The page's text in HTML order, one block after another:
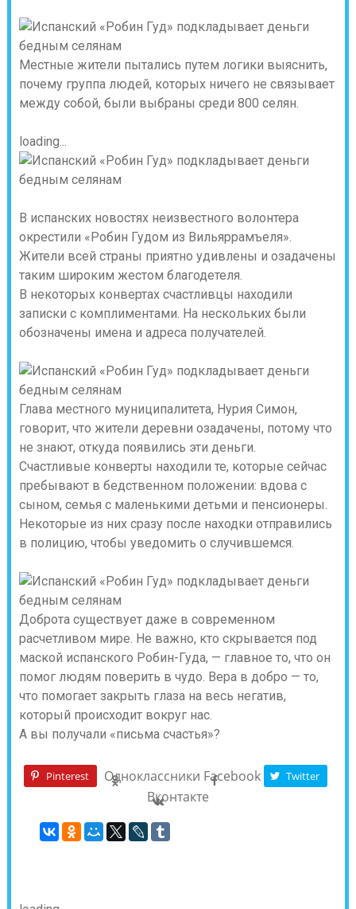
Местные жители пытались путем логики выяснить,
почему группа людей, которых ничего не связывает
между собой, были выбраны среди 800 селян.
loading...
В испанских новостях неизвестного волонтера
окрестили «Робин Гудом из Вильяррамъеля».
Жители всей страны приятно удивлены и озадачены
таким широким жестом благодетеля.
В некоторых конвертах счастливцы находили
записки с комплиментами. На нескольких были
обозначены имена и адреса получателей.
Глава местного муниципалитета, Нурия Симон,
говорит, что жители деревни озадачены, потому что
не знают, откуда появились эти деньги.
Счастливые конверты находили те, которые сейчас
пребывают в бедственном положении: вдова с
сыном, семья с маленькими детьми и пенсионеры.
Некоторые из них сразу после находки отправились
в полицию, чтобы уведомить о случившемся.
Доброта существует даже в современном
расчетливом мире. Не важно, кто скрывается под
маской испанского Робин-Гуда, — главное то, что он
помог людям поверить в чудо. Вера в добро — то,
что помогает закрыть глаза на весь негатив,
который происходит вокруг нас.
А вы получали «письма счастья»?
Pinterest Одноклассники Facebook Twitter
Вконтакте